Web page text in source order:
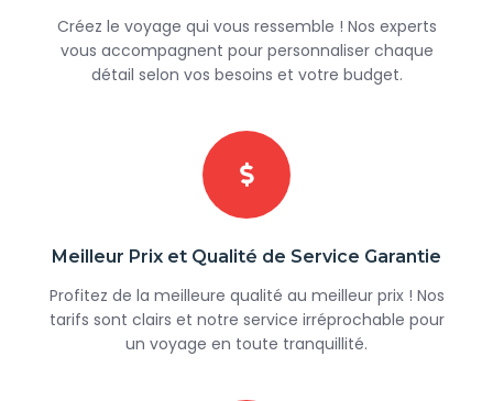
Créez le voyage qui vous ressemble ! Nos experts
vous accompagnent pour personnaliser chaque
détail selon vos besoins et votre budget.
Meilleur Prix et Qualité de Service Garantie
Profitez de la meilleure qualité au meilleur prix ! Nos
tarifs sont clairs et notre service irréprochable pour
un voyage en toute tranquillité.